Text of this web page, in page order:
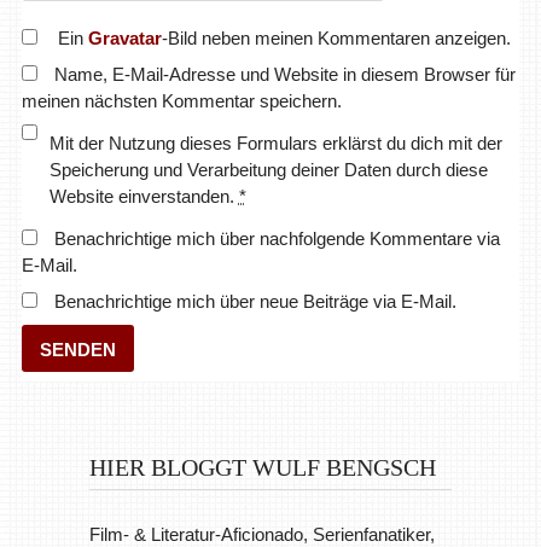
Ein Gravatar-Bild neben meinen Kommentaren anzeigen.
Name, E-Mail-Adresse und Website in diesem Browser für
meinen nächsten Kommentar speichern.
Mit der Nutzung dieses Formulars erklärst du dich mit der
Speicherung und Verarbeitung deiner Daten durch diese
Website einverstanden. *
Benachrichtige mich über nachfolgende Kommentare via
E-Mail.
Benachrichtige mich über neue Beiträge via E-Mail.
HIER BLOGGT WULF BENGSCH
Film- & Literatur-Aficionado, Serienfanatiker,